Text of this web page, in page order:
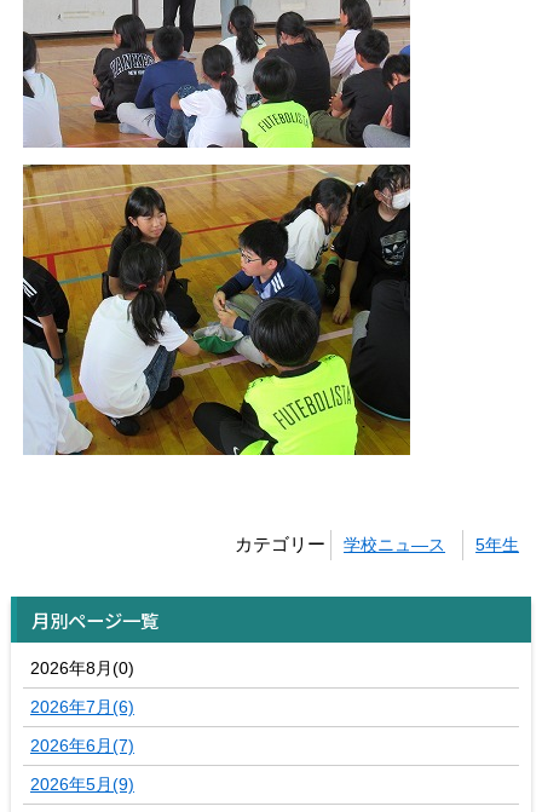
カテゴリー 学校ニュ―ス 5年生
月別ページ一覧
2026年8月(0)
2026年7月(6)
2026年6月(7)
2026年5月(9)